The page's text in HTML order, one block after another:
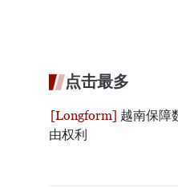
点击最多
越南保障
由权利